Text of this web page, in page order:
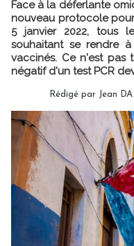
Face à la déferlante
nouveau protocole
5 janvier 2022, tous
souhaitant se rendre
vaccinés. Ce n'est pas
négatif d'un test PCR
Rédigé par Jean